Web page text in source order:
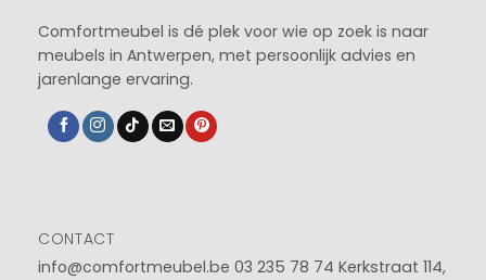
Comfortmeubel is dé plek voor wie op zoek is naar
meubels in Antwerpen, met persoonlijk advies en
jarenlange ervaring.
CONTACT
info@comfortmeubel.be 03 235 78 74 Kerkstraat 114,